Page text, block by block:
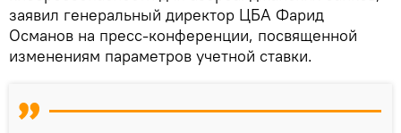
заявил генеральный директор ЦБА Фарид
Османов на пресс-конференции, посвященной
изменениям параметров учетной ставки.